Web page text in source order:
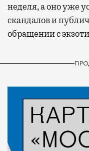
неделя, а оно уже
скандалов и
обращении с